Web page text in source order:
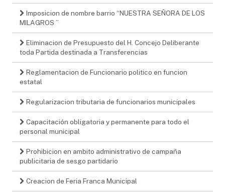
Imposicion de nombre barrio “NUESTRA SEÑORA DE LOS
MILAGROS ”
Eliminacion de Presupuesto del H. Concejo Deliberante
toda Partida destinada a Transferencias
Reglamentacion de Funcionario politico en funcion
estatal
Regularizacion tributaria de funcionarios municipales
Capacitación obligatoria y permanente para todo el
personal municipal
Prohibicion en ambito administrativo de campaña
publicitaria de sesgo partidario
Creacion de Feria Franca Municipal